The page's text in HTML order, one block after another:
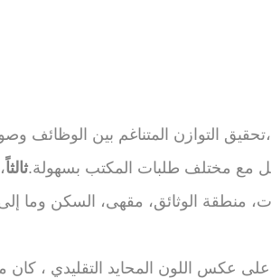
التوازن المتناغم بين الوظائف
مع مختلف طلبات المكتب بسهولة.ثالثاً
منطقة الوثائق، مقهى، السكن وما
اللون المحايد التقليدي ، كان